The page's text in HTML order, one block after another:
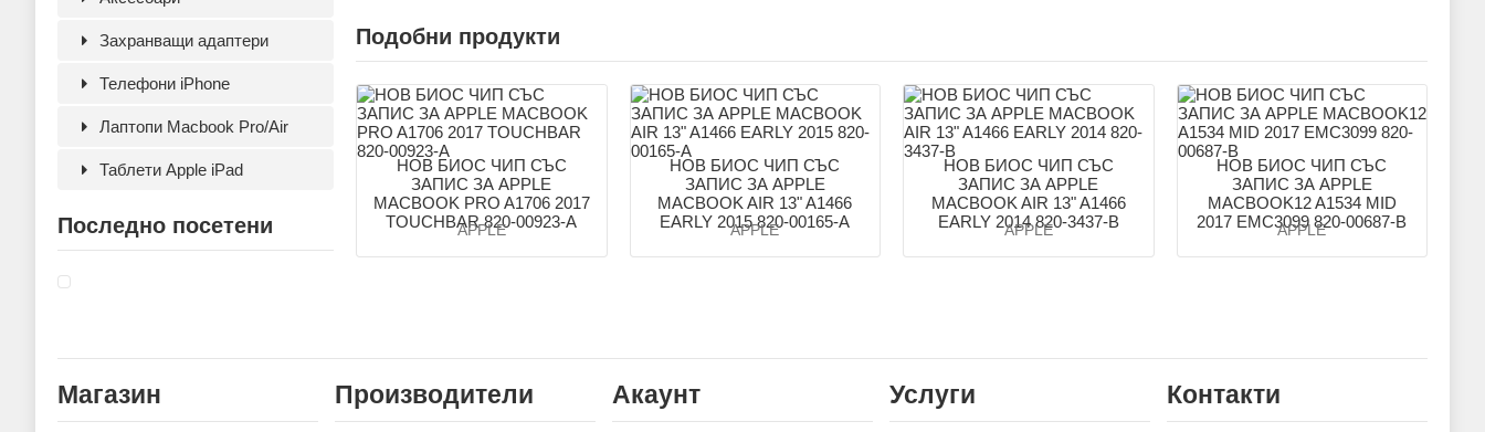
Захранващи адаптери
Телефони iPhone
Лаптопи Macbook Pro/Air
Таблети Apple iPad
Последно посетени
Подобни продукти
НОВ БИОС ЧИП СЪС
ЗАПИС ЗА APPLE
MACBOOK PRO A1706 2017
TOUCHBAR 820-00923-A
APPLE
НОВ БИОС ЧИП СЪС
ЗАПИС ЗА APPLE
MACBOOK AIR 13" A1466
EARLY 2015 820-00165-A
APPLE
НОВ БИОС ЧИП СЪС
ЗАПИС ЗА APPLE
MACBOOK AIR 13" A1466
EARLY 2014 820-3437-B
APPLE
НОВ БИОС ЧИП СЪС
ЗАПИС ЗА APPLE
MACBOOK12 A1534 MID
2017 EMC3099 820-00687-B
APPLE
Магазин Производители Акаунт Услуги Контакти